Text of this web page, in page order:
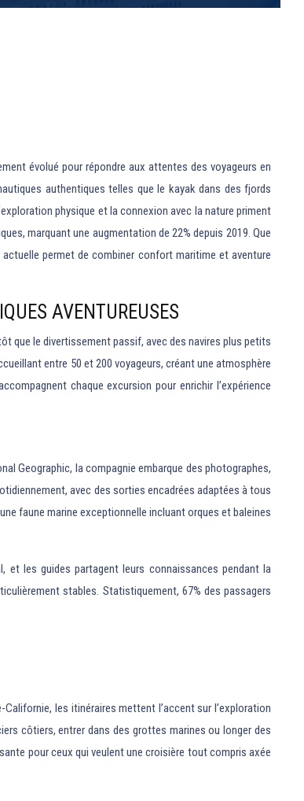
évolué pour répondre aux attentes des voyageurs en
authentiques telles que le kayak dans des fjords
physique et la connexion avec la nature priment
marquant une augmentation de 22% depuis 2019. Que
permet de combiner confort maritime et aventure
AVENTUREUSES
que le divertissement passif, avec des navires plus petits
entre 50 et 200 voyageurs, créant une atmosphère
chaque excursion pour enrichir l’expérience
Geographic, la compagnie embarque des photographes,
avec des sorties encadrées adaptées à tous
faune marine exceptionnelle incluant orques et baleines
et les guides partagent leurs connaissances pendant la
stables. Statistiquement, 67% des passagers
les itinéraires mettent l’accent sur l’exploration
côtiers, entrer dans des grottes marines ou longer des
pour ceux qui veulent une croisière tout compris axée